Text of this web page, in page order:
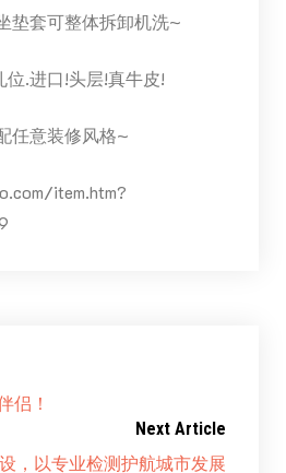
垫套可整体拆卸机洗~
位.进口!头层!真牛皮!
任意装修风格~
item.htm?
侣！
Next Article
，以专业检测护航城市发展